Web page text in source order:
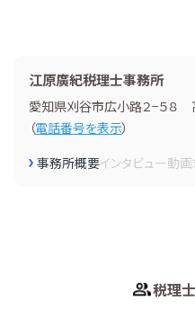
江原廣紀税理士事務所
愛知県刈谷市広小路２−５８
（電話番号を表示）
事務所概要インタビュー動画
税理